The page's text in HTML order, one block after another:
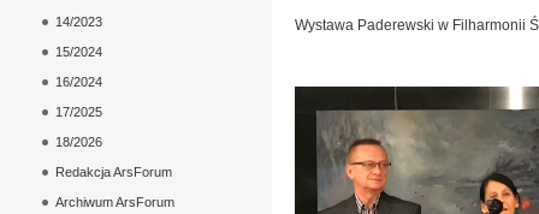
Wystawa Paderewski w Filharmonii
14/2023
15/2024
16/2024
17/2025
18/2026
Redakcja ArsForum
Archiwum ArsForum